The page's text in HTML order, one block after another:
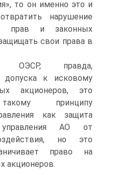
то он именно это и
нарушение
прав и законных
свои права в
ОЭСР, правда,
допуска к исковому
акционеров, это
принципу
как защита
АО от
но это
право на
акционеров.